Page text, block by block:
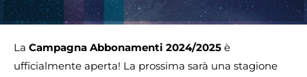
La Campagna Abbonamenti 2024/2025 è
ufficialmente aperta! La prossima sarà una stagione